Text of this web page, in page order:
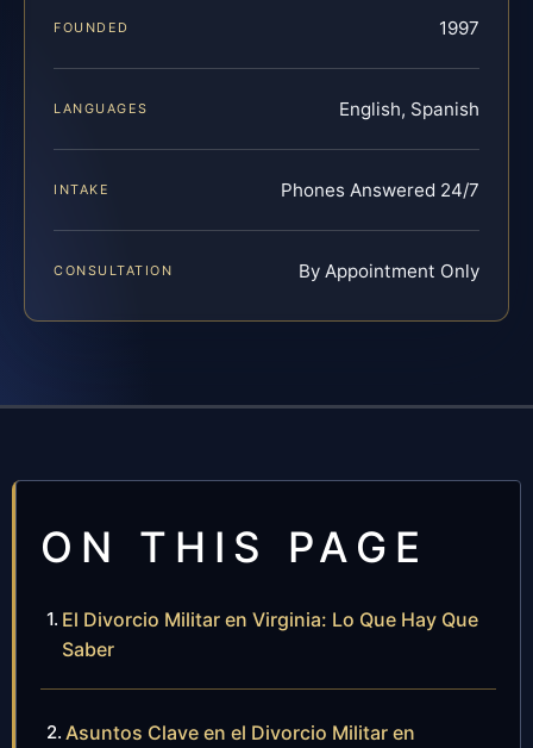
FOUNDED 1997
LANGUAGES English, Spanish
INTAKE Phones Answered 24/7
CONSULTATION By Appointment Only
ON THIS PAGE
El Divorcio Militar en Virginia: Lo Que Hay Que
Saber
Asuntos Clave en el Divorcio Militar en